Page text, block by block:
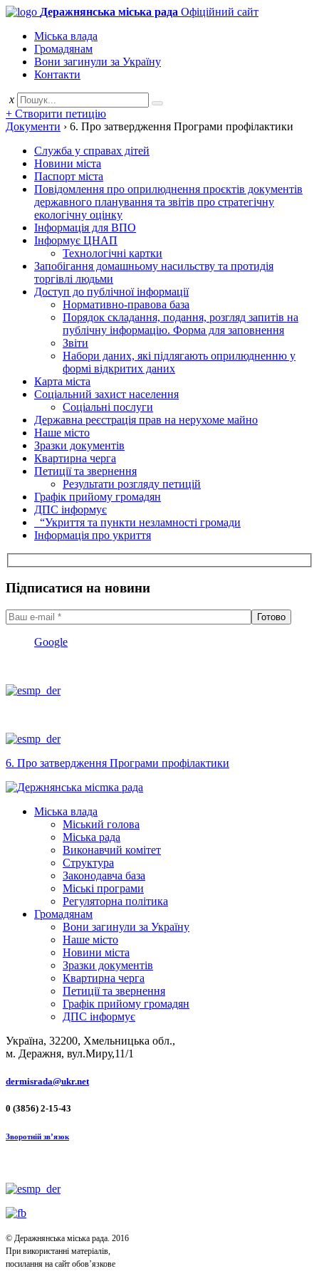
Деражнянська міська рада Офіційний сайт
Міська влада
Громадянам
Вони загинули за Україну
Контакти
x
+ Створити петицію
Документи › 6. Про затвердження Програми профілактики
Служба у справах дітей
Новини міста
Паспорт міста
Повідомлення про оприлюднення проєктів документів
державного планування та звітів про стратегічну
екологічну оцінку
Інформація для ВПО
Інформує ЦНАП
Технологічні картки
Запобігання домашньому насильству та протидія
торгівлі людьми
Доступ до публічної інформації
Нормативно-правова база
Порядок складання, подання, розгляд запитів на
публічну інформацію. Форма для заповнення
Звіти
Набори даних, які підлягають оприлюдненню у
формі відкритих даних
Карта міста
Соціальний захист населення
Соціальні послуги
Державна реєстрація прав на нерухоме майно
Наше місто
Зразки документів
Квартирна черга
Петиції та звернення
Результати розгляду петицій
Графік прийому громадян
ДПС інформує
“Укриття та пункти незламності громади
Інформація про укриття
Підписатися на новини
Google
6. Про затвердження Програми профілактики
Міська влада
Міський голова
Міська рада
Виконавчий комітет
Структура
Законодавча база
Міські програми
Регуляторна політика
Громадянам
Вони загинули за Україну
Наше місто
Новини міста
Зразки документів
Квартирна черга
Петиції та звернення
Графік прийому громадян
ДПС інформує
Україна, 32200, Хмельницька обл.,
м. Деражня, вул.Миру,11/1
dermisrada@ukr.net
0 (3856) 2-15-43
Зворотній зв’язок
© Деражнянська міська рада. 2016
При використанні матеріалів,
посилання на сайт обов’язкове